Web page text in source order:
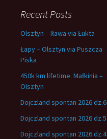
Recent Posts
Olsztyn – Iława via Łukta
Łapy – Olsztyn via Puszcza
Piska
450k km lifetime. Małkinia –
Olsztyn
Dojczland spontan 2026 dz.6
Dojczland spontan 2026 dz.5
Dojczland spontan 2026 dz.4